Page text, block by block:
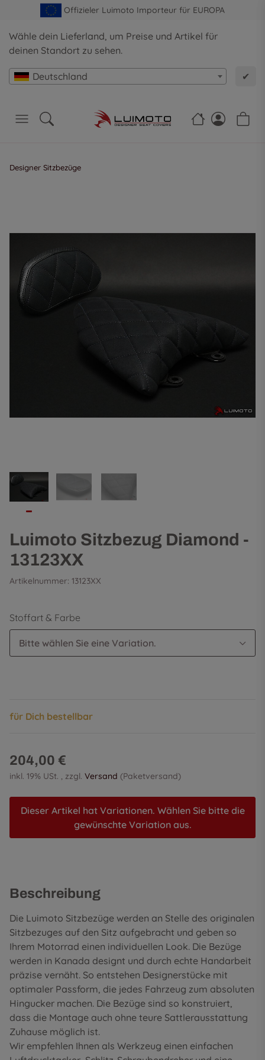
Offizieler Luimoto Importeur für EUROPA
Wähle dein Lieferland, um Preise und Artikel für
deinen Standort zu sehen.
Deutschland ✔
Designer Sitzbezüge
Luimoto Sitzbezug Diamond -
13123XX
Artikelnummer: 13123XX
Stoffart & Farbe
Bitte wählen Sie eine Variation.
für Dich bestellbar
204,00 €
inkl. 19% USt. , zzgl. Versand (Paketversand)
Dieser Artikel hat Variationen. Wählen Sie bitte die
gewünschte Variation aus.
Beschreibung
Die Luimoto Sitzbezüge werden an Stelle des originalen
Sitzbezuges auf den Sitz aufgebracht und geben so
Ihrem Motorrad einen individuellen Look. Die Bezüge
werden in Kanada designt und durch echte Handarbeit
präzise vernäht. So entstehen Designerstücke mit
optimaler Passform, die jedes Fahrzeug zum absoluten
Hingucker machen. Die Bezüge sind so konstruiert,
dass die Montage auch ohne teure Sattlerausstattung
Zuhause möglich ist.
Wir empfehlen Ihnen als Werkzeug einen einfachen